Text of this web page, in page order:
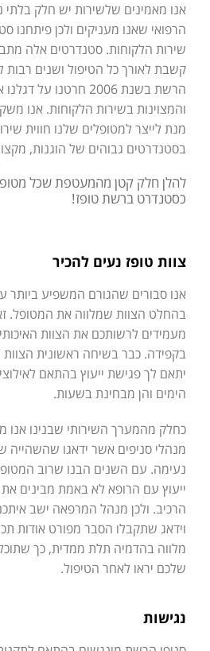
אנו מאמינים שלשירות יש חלק
הרפואי שאנו מעניקים ולכן פיתחנו
שירות הלקוחות. סטנדרטים אלה
קשבת לאורך כל הטיפול ושנים
הרשת בשנת 2006 חרטנו
והמצוינות בשירות הלקוחות. אנו
מנת לייצר למטופלים שלנו חווית
בסטנדרטים גבוהים של הוגנות,
להלן חלק קטן מהמעטפת שכל
כסטנדרט ברשת טופז!
צוות טופז נעים להכיר
אנו סבורים שהגורם המשפיע ביותר
בהחלט הצוות שמלווה את המטופל.
מעמידים לרשותכם את הצוות
בקפידה. כבר בשיחה ראשונית הצוות
יתאם לך פגישת ייעוץ בהתאם
הימים והן מבחינת בשעות.
כחלק מהמערך השירותי שבנינו אנו
מנהלי סניפים אשר ידאגו שהשהייה
נעימה. עם השנים הבנו שרוב
ייעוץ עם הרופא לא באמת מבינים
הרכיב. ולכן מנהל המרפאה ישב
וידאג שתקבלו הסבר מפורט אודות
מלווה בהדמיה תלת ממדית, כך
שלכם יראו לאחר הטיפול.
נגישות